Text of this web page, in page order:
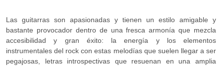
Las guitarras son apasionadas y tienen un estilo amigable y
bastante provocador dentro de una fresca armonía que mezcla
accesibilidad y gran éxito: la energía y los elementos
instrumentales del rock con estas melodías que suelen llegar a ser
pegajosas, letras introspectivas que resuenan en una amplia